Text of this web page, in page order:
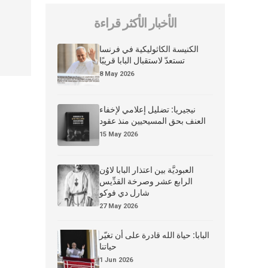
الأخبار الأكثر قراءة
الكنيسة الكاثوليكية في فرنسا
تستعدّ لاستقبال البابا قريبًا
8 May 2026
نيجيريا: تضليل إعلامي لإخفاء
العنف بحق المسيحيين منذ عقود
15 May 2026
العبوديَّة بين اعتذار البابا لاوُن
الرابع عشر وصرخة القدِّيس
شارل دي فوكو
27 May 2026
البابا: حياة الله قادرة على أن تغيّر
حياتنا
1 Jun 2026